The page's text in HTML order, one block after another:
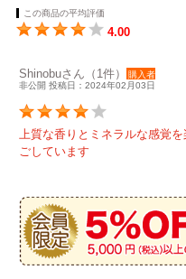
この商品の平均評価
4.00
Shinobuさん（1件）
購入者
非公開 投稿日：2024年02月03日
上質な香りとミネラルな感覚
ごしています